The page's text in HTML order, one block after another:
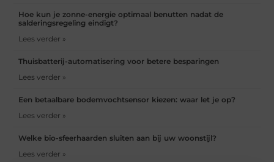
Hoe kun je zonne-energie optimaal benutten nadat de
salderingsregeling eindigt?
Lees verder »
Thuisbatterij-automatisering voor betere besparingen
Lees verder »
Een betaalbare bodemvochtsensor kiezen: waar let je op?
Lees verder »
Welke bio-sfeerhaarden sluiten aan bij uw woonstijl?
Lees verder »